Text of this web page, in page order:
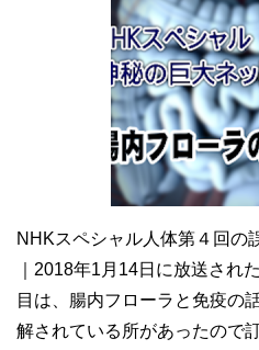
NHKスペシャル人体第４回の
｜2018年1月14日に放送され
目は、腸内フローラと免疫の
解されている所があったので